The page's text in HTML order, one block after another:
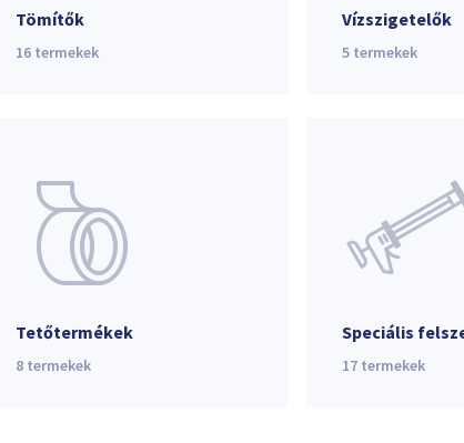
Tömítők
16 termekek
Vízszigetelők
5 termekek
Tetőtermékek
8 termekek
Speciális
17 termekek